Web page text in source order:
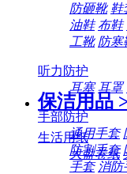
防砸靴 鞋
油鞋 布鞋
工靴 防寒
听力防护
耳塞 耳罩
手部防护
通用手套
防割手套
手套 消防
保洁用品
生活用纸
大盘卷纸